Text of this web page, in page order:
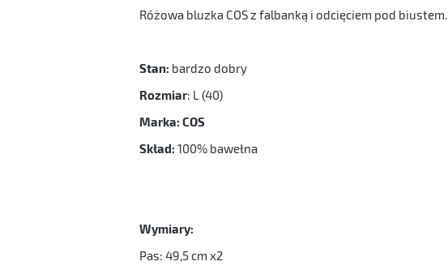
Różowa bluzka COS z falbanką i odcięciem pod biustem.
Stan: bardzo dobry
Rozmiar: L (40)
Marka: COS
Skład: 100% bawełna
Wymiary:
Pas: 49,5 cm x2